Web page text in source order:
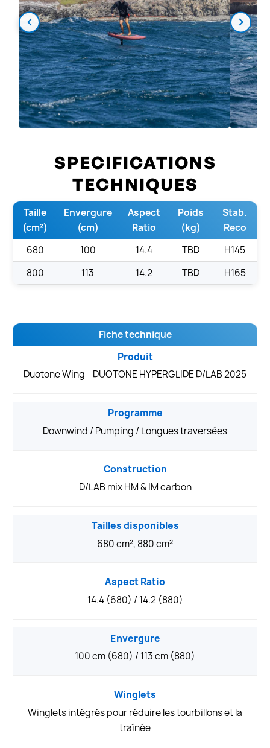
SPECIFICATIONS
TECHNIQUES
Taille
(cm²)
Envergure
(cm)
Aspect
Ratio
Poids
(kg)
Stab.
Reco
680
100 14.4 TBD
H145
800
113 14.2 TBD H165
Fiche technique
Produit
Duotone Wing - DUOTONE HYPERGLIDE D/LAB 2025
Programme
Downwind / Pumping / Longues traversées
Construction
D/LAB mix HM & IM carbon
Tailles disponibles
680 cm², 880 cm²
Aspect Ratio
14.4 (680) / 14.2 (880)
Envergure
100 cm (680) / 113 cm (880)
Winglets
Winglets intégrés pour réduire les tourbillons et la
traînée